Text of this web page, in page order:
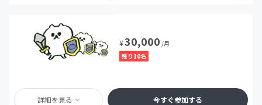
¥30,000 /月
残り10名
詳細を見る 今すぐ参加する